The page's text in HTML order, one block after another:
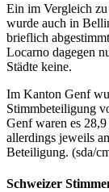
Ein im Vergleich zu
wurde auch in
brieflich
Locarno dagegen
Städte keine.
Im Kanton Genf
Stimmbeteiligung
Genf waren es
allerdings jeweils
Beteiligung. (sda/
Schweizer